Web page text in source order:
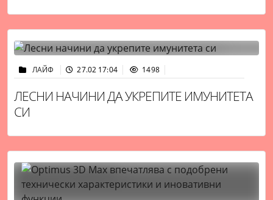
ЛАЙФ 27.02 17:04 1498
ЛЕСНИ НАЧИНИ ДА УКРЕПИТЕ ИМУНИТЕТА
СИ